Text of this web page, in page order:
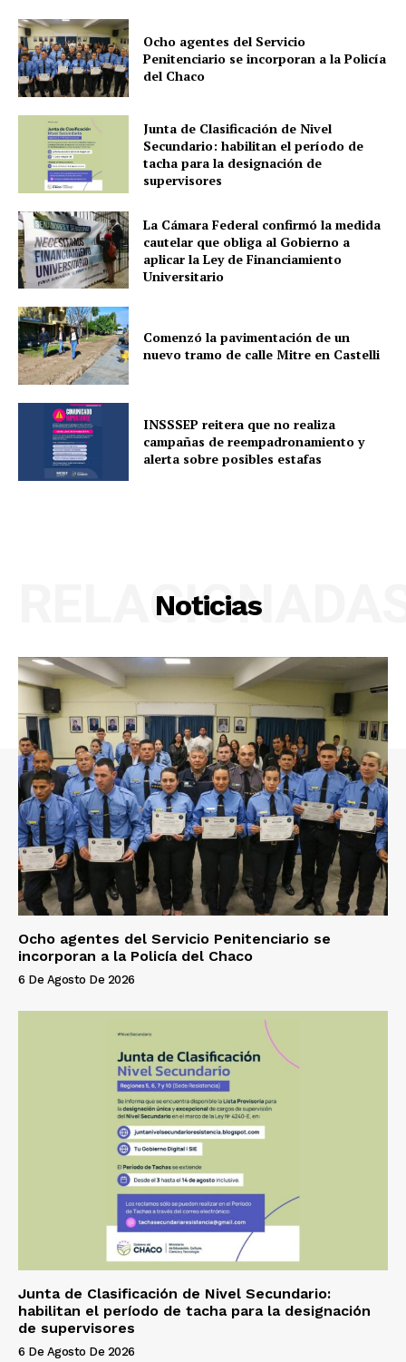
Ocho agentes del Servicio
Penitenciario se incorporan a la Policía
del Chaco
Junta de Clasificación de Nivel
Secundario: habilitan el período de
tacha para la designación de
supervisores
La Cámara Federal confirmó la medida
cautelar que obliga al Gobierno a
aplicar la Ley de Financiamiento
Universitario
Comenzó la pavimentación de un
nuevo tramo de calle Mitre en Castelli
INSSSEP reitera que no realiza
campañas de reempadronamiento y
alerta sobre posibles estafas
Noticias
Ocho agentes del Servicio Penitenciario se
incorporan a la Policía del Chaco
6 De Agosto De 2026
Junta de Clasificación de Nivel Secundario:
habilitan el período de tacha para la designación
de supervisores
6 De Agosto De 2026